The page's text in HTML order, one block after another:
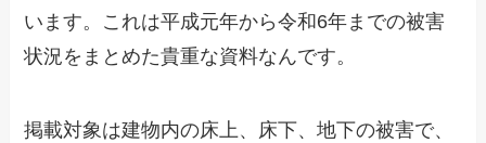
います。これは平成元年から令和6年までの被害
状況をまとめた貴重な資料なんです。
掲載対象は建物内の床上、床下、地下の被害で、